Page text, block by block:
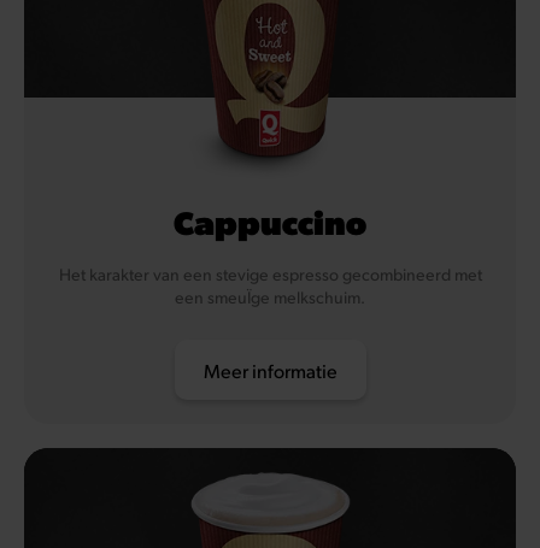
Cappuccino
Het karakter van een stevige espresso gecombineerd met
een smeuÏge melkschuim.
Meer informatie